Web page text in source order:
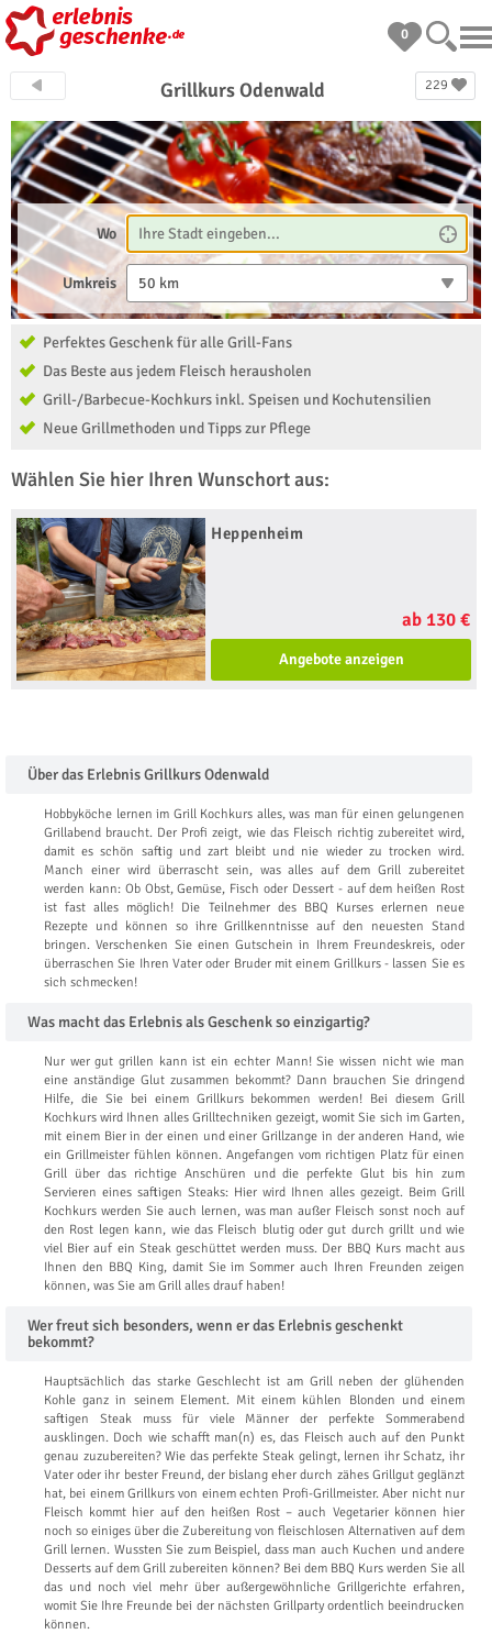
0
229
Grillkurs Odenwald
Wo
Umkreis 50 km
Perfektes Geschenk für alle Grill-Fans
Das Beste aus jedem Fleisch herausholen
Grill-/Barbecue-Kochkurs inkl. Speisen und Kochutensilien
Neue Grillmethoden und Tipps zur Pflege
Wählen Sie hier Ihren Wunschort aus:
Heppenheim
ab 130 €
Angebote anzeigen
Über das Erlebnis Grillkurs Odenwald
Hobbyköche lernen im Grill Kochkurs alles, was man für einen gelungenen
Grillabend braucht. Der Profi zeigt, wie das Fleisch richtig zubereitet wird,
damit es schön saftig und zart bleibt und nie wieder zu trocken wird.
Manch einer wird überrascht sein, was alles auf dem Grill zubereitet
werden kann: Ob Obst, Gemüse, Fisch oder Dessert - auf dem heißen Rost
ist fast alles möglich! Die Teilnehmer des BBQ Kurses erlernen neue
Rezepte und können so ihre Grillkenntnisse auf den neuesten Stand
bringen. Verschenken Sie einen Gutschein in Ihrem Freundeskreis, oder
überraschen Sie Ihren Vater oder Bruder mit einem Grillkurs - lassen Sie es
sich schmecken!
Was macht das Erlebnis als Geschenk so einzigartig?
Nur wer gut grillen kann ist ein echter Mann! Sie wissen nicht wie man
eine anständige Glut zusammen bekommt? Dann brauchen Sie dringend
Hilfe, die Sie bei einem Grillkurs bekommen werden! Bei diesem Grill
Kochkurs wird Ihnen alles Grilltechniken gezeigt, womit Sie sich im Garten,
mit einem Bier in der einen und einer Grillzange in der anderen Hand, wie
ein Grillmeister fühlen können. Angefangen vom richtigen Platz für einen
Grill über das richtige Anschüren und die perfekte Glut bis hin zum
Servieren eines saftigen Steaks: Hier wird Ihnen alles gezeigt. Beim Grill
Kochkurs werden Sie auch lernen, was man außer Fleisch sonst noch auf
den Rost legen kann, wie das Fleisch blutig oder gut durch grillt und wie
viel Bier auf ein Steak geschüttet werden muss. Der BBQ Kurs macht aus
Ihnen den BBQ King, damit Sie im Sommer auch Ihren Freunden zeigen
können, was Sie am Grill alles drauf haben!
Wer freut sich besonders, wenn er das Erlebnis geschenkt
bekommt?
Hauptsächlich das starke Geschlecht ist am Grill neben der glühenden
Kohle ganz in seinem Element. Mit einem kühlen Blonden und einem
saftigen Steak muss für viele Männer der perfekte Sommerabend
ausklingen. Doch wie schafft man(n) es, das Fleisch auch auf den Punkt
genau zuzubereiten? Wie das perfekte Steak gelingt, lernen ihr Schatz, ihr
Vater oder ihr bester Freund, der bislang eher durch zähes Grillgut geglänzt
hat, bei einem Grillkurs von einem echten Profi-Grillmeister. Aber nicht nur
Fleisch kommt hier auf den heißen Rost – auch Vegetarier können hier
noch so einiges über die Zubereitung von fleischlosen Alternativen auf dem
Grill lernen. Wussten Sie zum Beispiel, dass man auch Kuchen und andere
Desserts auf dem Grill zubereiten können? Bei dem BBQ Kurs werden Sie all
das und noch viel mehr über außergewöhnliche Grillgerichte erfahren,
womit Sie Ihre Freunde bei der nächsten Grillparty ordentlich beeindrucken
können.